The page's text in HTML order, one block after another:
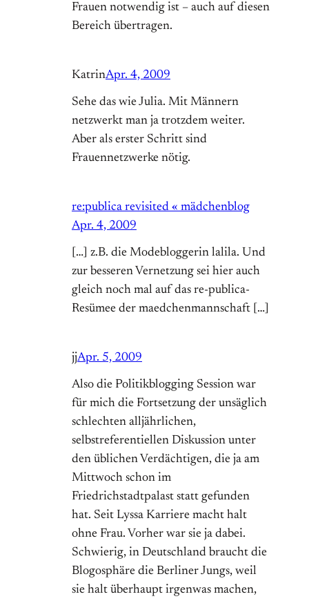
Frauen notwendig ist – auch auf diesen
Bereich übertragen.
KatrinApr. 4, 2009
Sehe das wie Julia. Mit Männern
netzwerkt man ja trotzdem weiter.
Aber als erster Schritt sind
Frauennetzwerke nötig.
re:publica revisited « mädchenblog
Apr. 4, 2009
[…] z.B. die Modebloggerin lalila. Und
zur besseren Vernetzung sei hier auch
gleich noch mal auf das re-publica-
Resümee der maedchenmannschaft […]
jjApr. 5, 2009
Also die Politikblogging Session war
für mich die Fortsetzung der unsäglich
schlechten alljährlichen,
selbstreferentiellen Diskussion unter
den üblichen Verdächtigen, die ja am
Mittwoch schon im
Friedrichstadtpalast statt gefunden
hat. Seit Lyssa Karriere macht halt
ohne Frau. Vorher war sie ja dabei.
Schwierig, in Deutschland braucht die
Blogosphäre die Berliner Jungs, weil
sie halt überhaupt irgenwas machen,